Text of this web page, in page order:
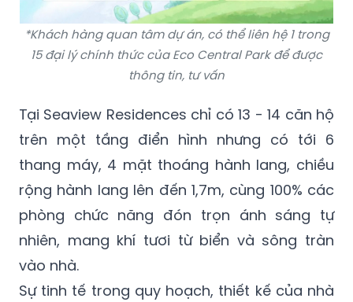
*Khách hàng quan tâm dự án, có thể liên hệ 1 trong
15 đại lý chính thức của Eco Central Park để được
thông tin, tư vấn
Tại Seaview Residences chỉ có 13 - 14 căn hộ
trên một tầng điển hình nhưng có tới 6
thang máy, 4 mặt thoáng hành lang, chiều
rộng hành lang lên đến 1,7m, cùng 100% các
phòng chức năng đón trọn ánh sáng tự
nhiên, mang khí tươi từ biển và sông tràn
vào nhà.
Sự tinh tế trong quy hoạch, thiết kế của nhà